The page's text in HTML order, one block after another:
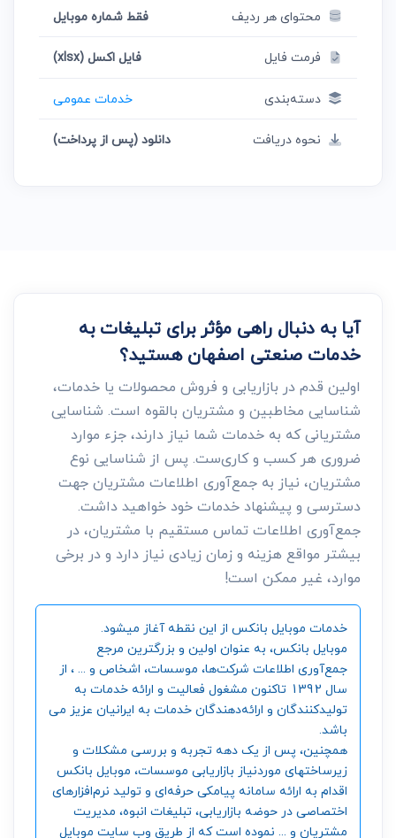
محتوای هر ردیف
فقط شماره موبایل
فرمت فایل
فایل اکسل (xlsx)
دسته‌بندی
خدمات عمومی
نحوه دریافت
دانلود (پس از پرداخت)
آیا به دنبال راهی مؤثر برای تبلیغات به
خدمات صنعتی اصفهان هستید؟
اولین قدم در بازاریابی و فروش محصولات یا خدمات،
شناسایی مخاطبین و مشتریان بالقوه است. شناسایی
مشتریانی که به خدمات شما نیاز دارند، جزء موارد
ضروری هر کسب و کاری‌ست. پس از شناسایی نوع
مشتریان، نیاز به جمع‌آوری اطلاعات مشتریان جهت
دسترسی و پیشنهاد خدمات خود خواهید داشت.
جمع‌آوری اطلاعات تماس مستقیم با مشتریان، در
بیشتر مواقع هزینه و زمان زیادی نیاز دارد و در برخی
موارد، غیر ممکن است!
خدمات موبایل بانکس از این نقطه آغاز میشود.
موبایل بانکس، به عنوان اولین و بزرگترین مرجع
جمع‌آوری اطلاعات شرکت‌ها، موسسات، اشخاص و ... ، از
سال 1392 تاکنون مشغول فعالیت و ارائه خدمات به
تولیدکنندگان و ارائه‌دهندگان خدمات به ایرانیان عزیز می
باشد.
همچنین، پس از یک دهه تجربه و بررسی مشکلات و
زیرساختهای موردنیاز بازاریابی موسسات، موبایل بانکس
اقدام به ارائه سامانه‌ پیامکی حرفه‌ای و تولید نرم‌افزارهای
اختصاصی در حوضه بازاریابی، تبلیغات انبوه، مدیریت
مشتریان و ... نموده است که از طریق وب سایت موبایل